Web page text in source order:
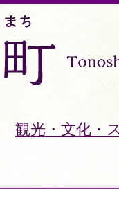
観光・文化・